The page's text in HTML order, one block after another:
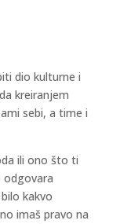
dio kulturne i
kreiranjem
sebi, a time i
ili ono što ti
odgovara
kakvo
imaš pravo na